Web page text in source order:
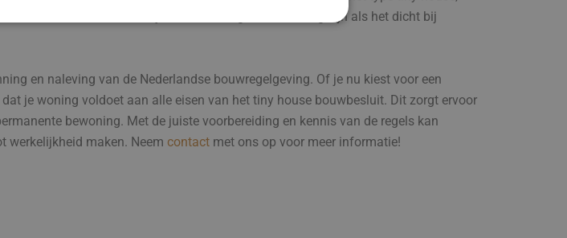
en moet het dak bijvoorbeeld vliegvuurbestendig zijn als het dicht bij
en naleving van de Nederlandse bouwregelgeving. Of je nu kiest voor een
je woning voldoet aan alle eisen van het tiny house bouwbesluit. Dit zorgt ervoor
bewoning. Met de juiste voorbereiding en kennis van de regels kan
werkelijkheid maken. Neem contact met ons op voor meer informatie!